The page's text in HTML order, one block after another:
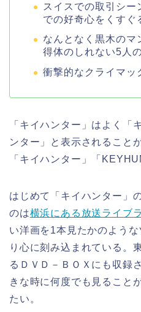
スイスでの取引シー
での好奇心をくすぐ
なんとなく黒木のマ
得体のしれない5人
衝撃的なクライマッ
「キイハンター」はよく「
ンター」と表示されること
「キイハンター」「
はじめて「キイハンター」
のは横浜にある放送ライブ
い洋画を1本見たかのよう
り心に刻み込まれている。
るＤＶＤ－ＢＯＸにも収録
きな時に何度でも見ること
たい。